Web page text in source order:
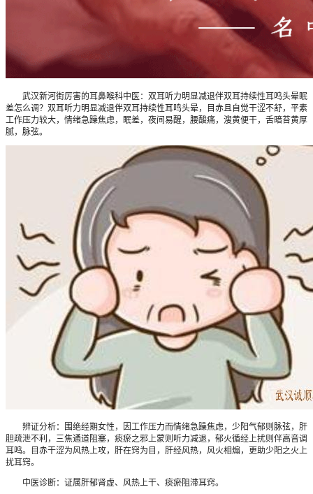
武汉新河街厉害的耳鼻喉科中医：双耳听力明显减退伴双耳持续性耳鸣头晕眠
差怎么调？双耳听力明显减退伴双耳持续性耳鸣头晕，目赤且自觉干涩不舒，平素
工作压力较大，情绪急躁焦虑，眠差，夜间易醒，腰酸痛，溲黄便干，舌暗苔黄厚
腻，脉弦。
辨证分析：围绝经期女性，因工作压力而情绪急躁焦虑，少阳气郁则脉弦，肝
胆疏泄不利，三焦通道阻塞，痰瘀之邪上蒙则听力减退，郁火循经上扰则伴高音调
耳鸣。目赤干涩为风热上攻，肝在窍为目，肝经风热，风火相煽，更助少阳之火上
扰耳窍。
中医诊断：证属肝郁肾虚、风热上干、痰瘀阻滞耳窍。